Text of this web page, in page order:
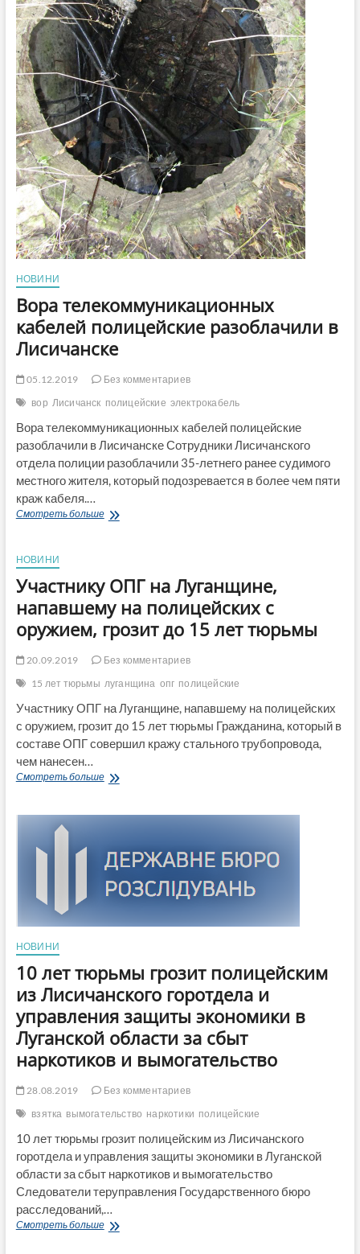
НОВИНИ
Вора телекоммуникационных
кабелей полицейские разоблачили в
Лисичанске
05.12.2019
Без комментариев
вор Лисичанск полицейские электрокабель
Вора телекоммуникационных кабелей полицейские
разоблачили в Лисичанске Сотрудники Лисичанского
отдела полиции разоблачили 35-летнего ранее судимого
местного жителя, который подозревается в более чем пяти
краж кабеля.…
Смотреть большеВора
в
НОВИНИ
Участнику ОПГ на Луганщине,
напавшему на полицейских с
оружием, грозит до 15 лет тюрьмы
20.09.2019
Без комментариев
15 лет тюрьмы луганщина опг полицейские
Участнику ОПГ на Луганщине, напавшему на полицейских
с оружием, грозит до 15 лет тюрьмы Гражданина, который в
составе ОПГ совершил кражу стального трубопровода,
чем нанесен…
Смотреть большеУчастнику
полицейских
оружием,
НОВИНИ
10 лет тюрьмы грозит полицейским
из Лисичанского горотдела и
управления защиты экономики в
Луганской области за сбыт
наркотиков и вымогательство
28.08.2019
Без комментариев
взятка вымогательство наркотики полицейские
10 лет тюрьмы грозит полицейским из Лисичанского
горотдела и управления защиты экономики в Луганской
области за сбыт наркотиков и вымогательство
Следователи теруправления Государственного бюро
расследований,…
Смотреть больше10